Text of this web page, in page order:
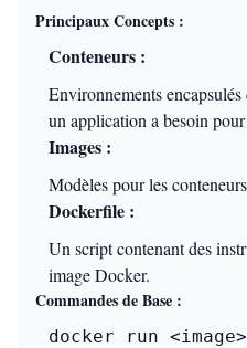
Principaux Concepts :
Conteneurs :
Environnements
un application a besoin
Images :
Modèles pour les
Dockerfile :
Un script contenant des
image Docker.
Commandes de Base :
docker run <image>